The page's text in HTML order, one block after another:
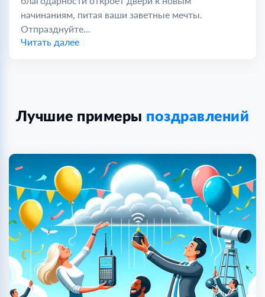
начинаниям, питая ваши заветные мечты.
Отпразднуйте...
Читать далее
Лучшие примеры поздравлений